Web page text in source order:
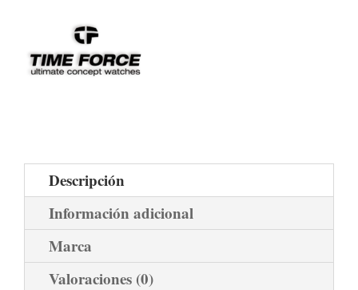
Descripción
Información adicional
Marca
Valoraciones (0)